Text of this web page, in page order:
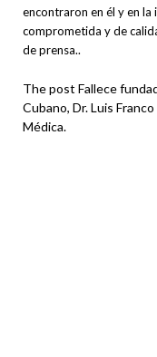
encontraron en él y en la
comprometida y de
de prensa..
The post Fallece
Cubano, Dr. Luis
Médica.